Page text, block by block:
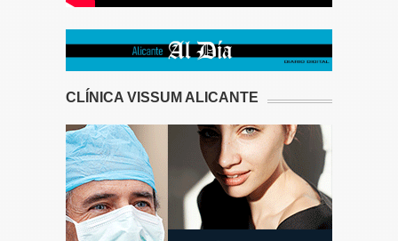
CLÍNICA VISSUM ALICANTE